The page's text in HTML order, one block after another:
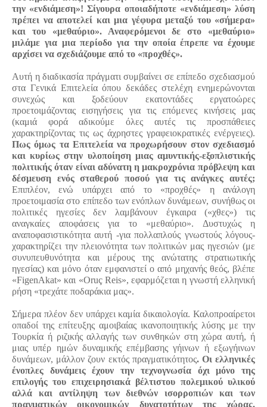
την «ενδιάμεση»! Σίγουρα οποιαδήποτε «ενδιάμεση» λύση
πρέπει να αποτελεί και μια γέφυρα μεταξύ του «σήμερα»
και του «μεθαύριο». Αναφερόμενοι δε στο «μεθαύριο»
μιλάμε για μια περίοδο για την οποία έπρεπε να έχουμε
αρχίσει να σχεδιάζουμε από το «προχθές».
Αυτή η διαδικασία πράγματι συμβαίνει σε επίπεδο σχεδιασμού
στα Γενικά Επιτελεία όπου δεκάδες στελέχη ενημερώνονται
συνεχώς και ξοδεύουν εκατοντάδες εργατοώρες
προετοιμάζοντας εισηγήσεις για τις επόμενες κινήσεις μας
(καμιά φορά αδικούμε όλες αυτές τις προσπάθειες
χαρακτηρίζοντας τις ως άχρηστες γραφειοκρατικές ενέργειες).
Πως όμως τα Επιτελεία να προχωρήσουν στον σχεδιασμό
και κυρίως στην υλοποίηση μιας αμυντικής-εξοπλιστικής
πολιτικής όταν είναι αδύνατη η μακροχρόνια πρόβλεψη και
δέσμευση ενός σταθερού ποσού για τις ανάγκες αυτές;
Επιπλέον, ενώ υπάρχει από το «προχθές» η ανάλογη
προετοιμασία στο επίπεδο των ενόπλων δυνάμεων, συνήθως οι
πολιτικές ηγεσίες δεν λαμβάνουν έγκαιρα («χθες») τις
αναγκαίες αποφάσεις για το «μεθαύριο». Δυστυχώς η
αναποφασιστικότητα αυτή -για πολλαπλούς γνωστούς λόγους-
χαρακτηρίζει την πλειονότητα των πολιτικών μας ηγεσιών (με
συνυπευθυνότητα και μέρους της ανώτατης στρατιωτικής
ηγεσίας) και μόνο όταν εμφανιστεί ο από μηχανής θεός, βλέπε
«FigenAkat» και «Oruç Reis», εφαρμόζεται η γνωστή ελληνική
ρήση «τρεχάτε ποδαράκια μας».
Σήμερα πλέον δεν υπάρχει καμία δικαιολογία. Καλοπροαίρετοι
οπαδοί της επίτευξης αμοιβαίας ικανοποιητικής λύσης με την
Τουρκία ή ριζικής αλλαγής των συνθηκών στη χώρα αυτή, ή
μιας υπέρ ημών δυναμικής επέμβασης γήινων ή εξωγήινων
δυνάμεων, μάλλον ζουν εκτός πραγματικότητος. Οι ελληνικές
ένοπλες δυνάμεις έχουν την τεχνογνωσία όχι μόνο της
επιλογής του επιχειρησιακά βέλτιστου πολεμικού υλικού
αλλά και αντίληψη των διεθνών ισορροπιών και των
πραγματικών οικονομικών δυνατοτήτων της χώρας.